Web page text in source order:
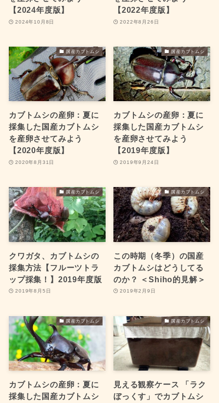
【2024年度版】
2024年10月8日
【2022年度版】
2022年8月26日
国産カブトムシ
カブトムシの産卵：夏に
採集した国産カブトムシ
を産卵させてみよう
【2020年度版】
2020年8月31日
国産カブトムシ
カブトムシの産卵：夏に
採集した国産カブトムシ
を産卵させてみよう
【2019年度版】
2019年9月24日
国産カブトムシ
クワガタ、カブトムシの
採集方法【フルーツトラ
ップ採集！】2019年度版
2019年8月5日
国産カブトムシ
この時期（冬季）の国産
カブトムシはどうしてる
のか？ ＜Shiho的見解＞
2019年2月9日
国産カブトムシ
カブトムシの産卵：夏に
採集した国産カブトムシ
国産カブトムシ
見える観察ケース 「ラク
ぼっくす」でカブトムシ